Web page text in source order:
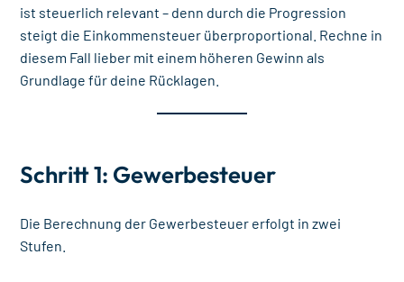
ist steuerlich relevant – denn durch die Progression
steigt die Einkommensteuer überproportional. Rechne in
diesem Fall lieber mit einem höheren Gewinn als
Grundlage für deine Rücklagen.
Schritt 1: Gewerbesteuer
Die Berechnung der Gewerbesteuer erfolgt in zwei
Stufen.